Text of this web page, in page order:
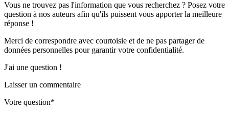
Vous ne trouvez pas l'information que vous recherchez ? Posez votre
question à nos auteurs afin qu'ils puissent vous apporterla meilleure
réponse !
Merci de correspondre avec courtoisie et de ne pas partagerde
données personnelles pour garantir votre confidentialité.
J'ai une question !
Laisser un commentaire
Votre question*